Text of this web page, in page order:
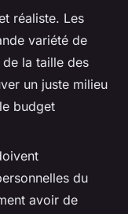
réaliste. Les
variété de
la taille des
un juste milieu
budget
du
avoir de